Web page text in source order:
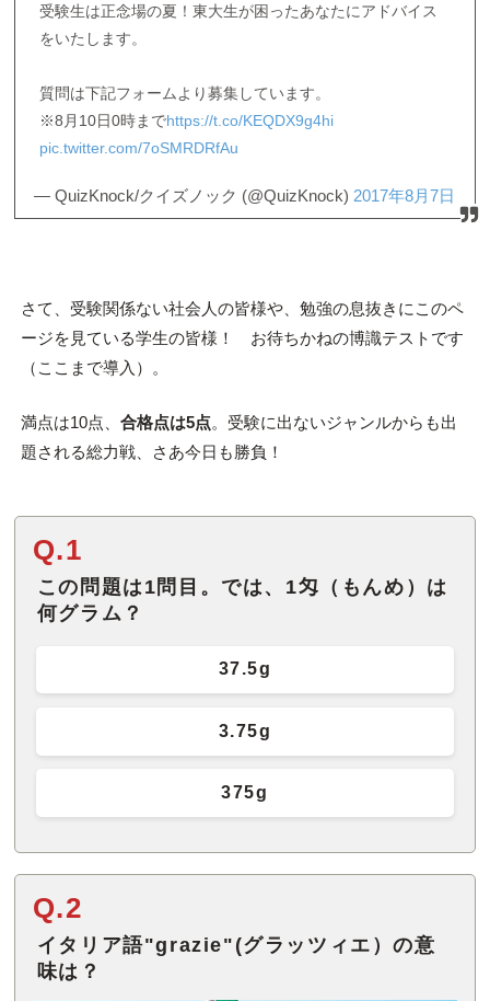
受験生は正念場の夏！東大生が困ったあなたにアドバイス
をいたします。
質問は下記フォームより募集しています。
※8月10日0時までhttps://t.co/KEQDX9g4hi
pic.twitter.com/7oSMRDRfAu
— QuizKnock/クイズノック (@QuizKnock) 2017年8月7日
さて、受験関係ない社会人の皆様や、勉強の息抜きにこのペ
ージを見ている学生の皆様！ お待ちかねの博識テストです
（ここまで導入）。
満点は10点、 合格点は5点。受験に出ないジャンルからも出
題される総力戦、さあ今日も勝負！
Q.1
この問題は1問目。では、1匁（もんめ）は
何グラム？
37.5g
3.75g
375g
Q.2
イタリア語"grazie"(グラッツィエ）の意
味は？